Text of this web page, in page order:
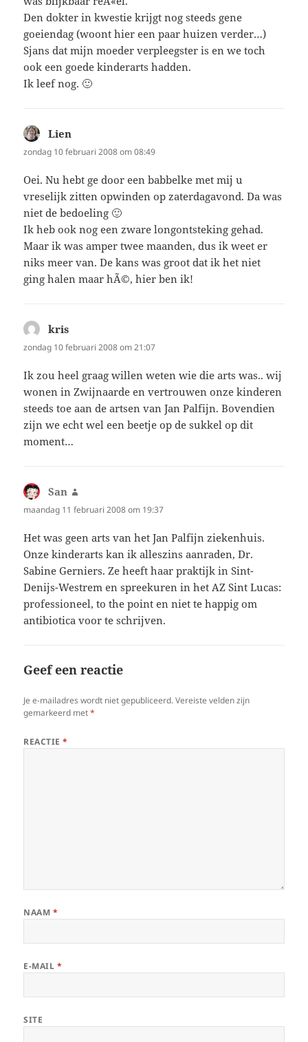
Den dokter in kwestie krijgt nog steeds gene
goeiendag (woont hier een paar huizen verder…)
Sjans dat mijn moeder verpleegster is en we toch
ook een goede kinderarts hadden.
Ik leef nog. 🙂
Lien
zondag 10 februari 2008 om 08:49
Oei. Nu hebt ge door een babbelke met mij u
vreselijk zitten opwinden op zaterdagavond. Da was
niet de bedoeling 🙂
Ik heb ook nog een zware longontsteking gehad.
Maar ik was amper twee maanden, dus ik weet er
niks meer van. De kans was groot dat ik het niet
ging halen maar hÃ©, hier ben ik!
kris
zondag 10 februari 2008 om 21:07
Ik zou heel graag willen weten wie die arts was.. wij
wonen in Zwijnaarde en vertrouwen onze kinderen
steeds toe aan de artsen van Jan Palfijn. Bovendien
zijn we echt wel een beetje op de sukkel op dit
moment…
San
maandag 11 februari 2008 om 19:37
Het was geen arts van het Jan Palfijn ziekenhuis.
Onze kinderarts kan ik alleszins aanraden, Dr.
Sabine Gerniers. Ze heeft haar praktijk in Sint-
Denijs-Westrem en spreekuren in het AZ Sint Lucas:
professioneel, to the point en niet te happig om
antibiotica voor te schrijven.
Geef een reactie
Je e-mailadres wordt niet gepubliceerd. Vereiste velden zijn
gemarkeerd met*
REACTIE*
NAAM *
E-MAIL *
SITE